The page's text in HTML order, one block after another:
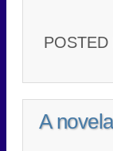
POSTED
A